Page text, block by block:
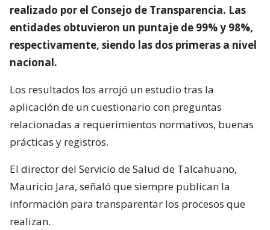
realizado por el Consejo de Transparencia. Las
entidades obtuvieron un puntaje de 99% y 98%,
respectivamente, siendo las dos primeras a nivel
nacional.
Los resultados los arrojó un estudio tras la
aplicación de un cuestionario con preguntas
relacionadas a requerimientos normativos, buenas
prácticas y registros.
El director del Servicio de Salud de Talcahuano,
Mauricio Jara, señaló que siempre publican la
información para transparentar los procesos que
realizan.